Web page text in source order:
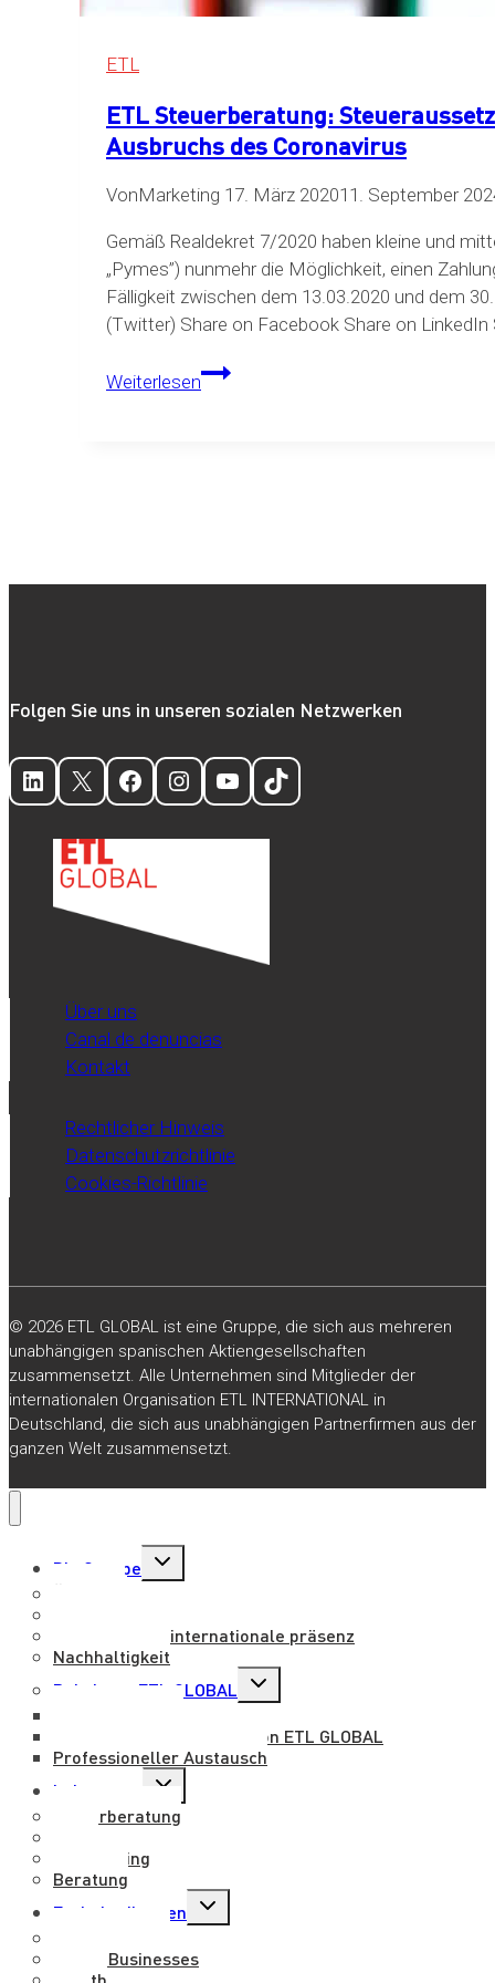
ETL
ETL Steuerberatung:
Ausbruchs des Coronavirus
VonMarketing 17. März 202011. September
Gemäß Realdekret 7/2020 haben kleine und
„Pymes”) nunmehr die Möglichkeit, einen
Fälligkeit zwischen dem 13.03.2020 und dem
(Twitter) Share on Facebook Share on
Weiterlesen
ETL
Steuerberatung:
des
Folgen Sie uns in unseren sozialen Netzwerken
LinkedIn
X Facebook
Instagram
YouTube
TikTok
Über uns
Canal de denuncias
Kontakt
Rechtlicher Hinweis
Datenschutzrichtlinie
Cookies-Richtlinie
© 2026 ETL GLOBAL ist eine Gruppe, die sich aus mehreren
unabhängigen spanischen Aktiengesellschaften
zusammensetzt. Alle Unternehmen sind Mitglieder der
internationalen Organisation ETL INTERNATIONAL in
Deutschland, die sich aus unabhängigen Partnerfirmen aus der
ganzen Welt zusammensetzt.
Die Gruppe
Untermenü
Nationale und internationale präsenz
Nachhaltigkeit
Beitritt zu ETL GLOBAL
Untermenü
Benefits für mitarbeiter von ETL GLOBAL
Professioneller Austausch
Leistungen
Untermenü
Steuerberatung
Outsourcing
Beratung
Fachabteilungen
Untermenü
Family Businesses